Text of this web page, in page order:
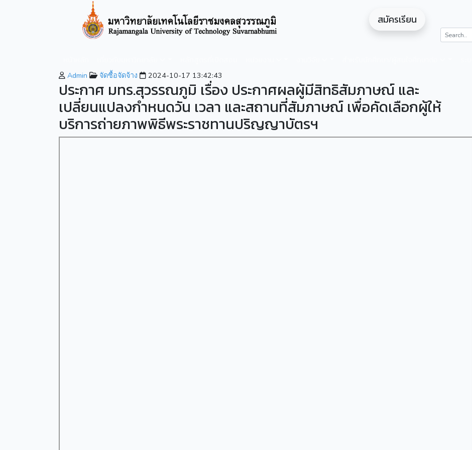
สมัครเรียน
Admin จัดซื้อจัดจ้าง 2024-10-17 13:42:43
ประกาศ มทร.สุวรรณภูมิ เรื่อง ประกาศผลผู้มีสิทธิสัมภาษณ์ และ
เปลี่ยนแปลงกำหนดวัน เวลา และสถานที่สัมภาษณ์ เพื่อคัดเลือกผู้ให้
บริการถ่ายภาพพิธีพระราชทานปริญญาบัตรฯ